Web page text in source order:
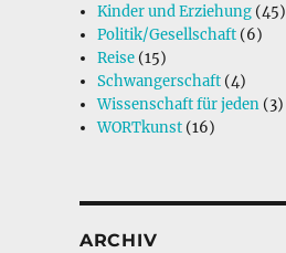
Kinder und Erziehung (45)
Politik/Gesellschaft (6)
Reise (15)
Schwangerschaft (4)
Wissenschaft für jeden (3)
WORTkunst (16)
ARCHIV